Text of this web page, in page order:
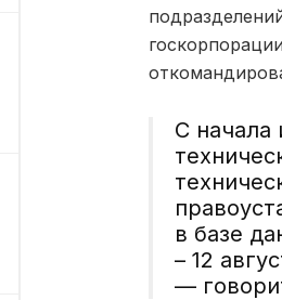
С начала
в базе
– 12
—